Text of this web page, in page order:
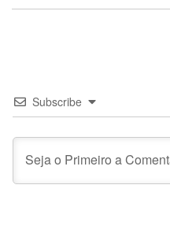
Subscribe